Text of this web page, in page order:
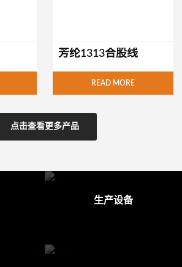
READ MORE
芳纶1313合股线
点击查看更多产品
生产设备